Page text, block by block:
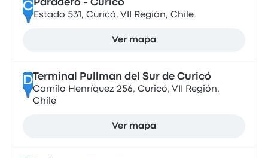
CParadero - Curico
Estado 531, Curicó, VII Región, Chile
Ver mapa
DTerminal Pullman del Sur de Curicó
Camilo Henríquez 256, Curicó, VII Región,
Chile
Ver mapa